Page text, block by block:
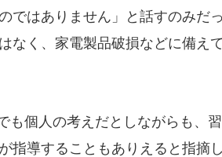
ではありません」と話すのみだっ
なく、家電製品破損などに備え
個人の考えだとしながらも、
指導することもありえると指摘し